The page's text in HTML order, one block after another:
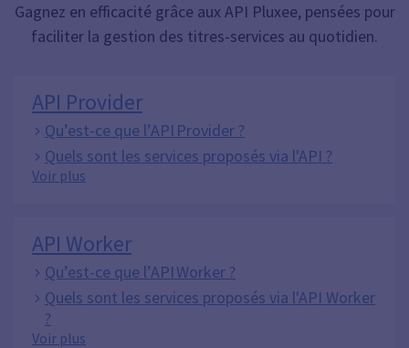
Gagnez en efficacité grâce aux API Pluxee, pensées pour
faciliter la gestion des titres-services au quotidien.
API Provider
Qu’est-ce que l’API Provider ?
Quels sont les services proposés via l'API ?
Voir plus
API Provider
API Worker
Qu’est-ce que l’API Worker ?
Quels sont les services proposés via l'API Worker
?
Voir plus
API Worker